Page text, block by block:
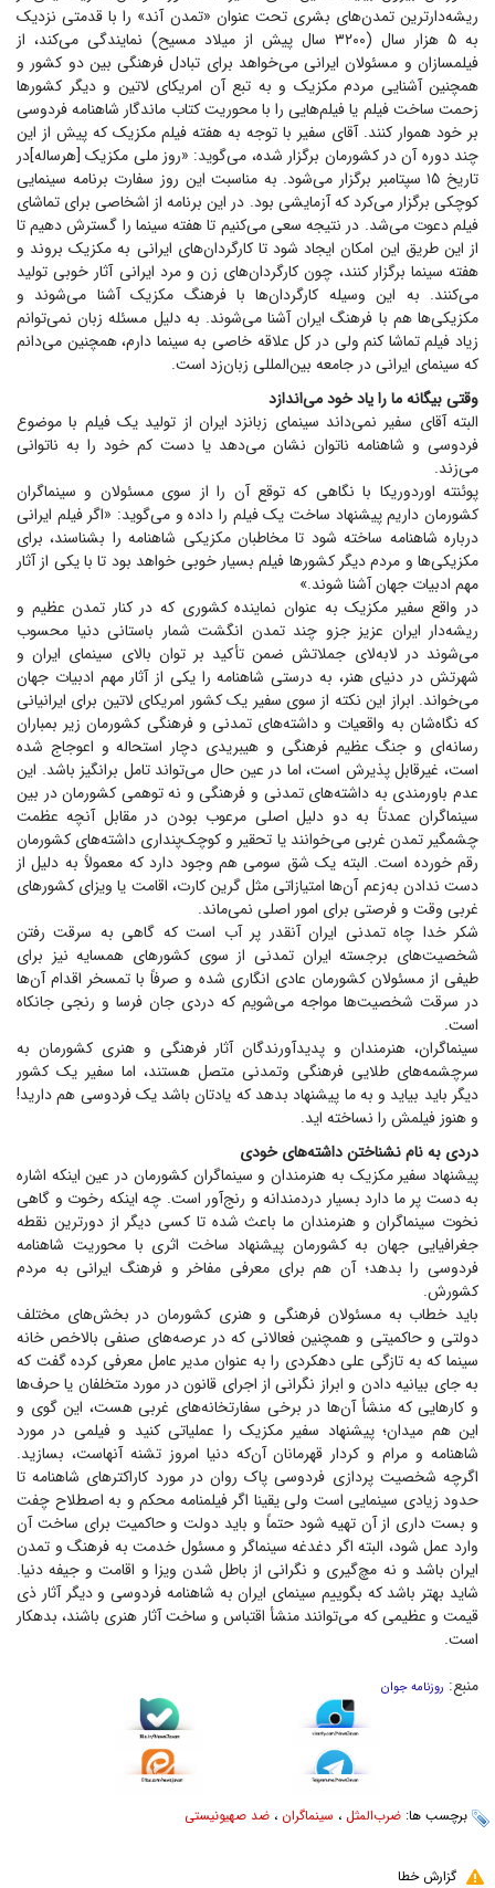
ریشه‌دارترین تمدن‌های بشری تحت عنوان «تمدن آند» را با قدمتی نزدیک
به ۵ هزار سال (۳۲۰۰ سال پیش از میلاد مسیح) نمایندگی می‌کند، از
فیلمسازان و مسئولان ایرانی می‌خواهد برای تبادل فرهنگی بین دو کشور و
همچنین آشنایی مردم مکزیک و به تبع آن امریکای لاتین و دیگر کشور‌ها
زحمت ساخت فیلم یا فیلم‌هایی را با محوریت کتاب ماندگار شاهنامه فردوسی
بر خود هموار کنند. آقای سفیر با توجه به هفته فیلم مکزیک که پیش از این
چند دوره آن در کشورمان برگزار شده، می‌گوید: «روز ملی مکزیک [هرساله]در
تاریخ ۱۵ سپتامبر برگزار می‌شود. به مناسبت این روز سفارت برنامه سینمایی
کوچکی برگزار می‌کرد که آزمایشی بود. در این برنامه از اشخاصی برای تماشای
فیلم دعوت می‌شد. در نتیجه سعی می‌کنیم تا هفته سینما را گسترش دهیم تا
از این طریق این امکان ایجاد شود تا کارگردان‌های ایرانی به مکزیک بروند و
هفته سینما برگزار کنند، چون کارگردان‌های زن و مرد ایرانی آثار خوبی تولید
می‌کنند. به این وسیله کارگردان‌ها با فرهنگ مکزیک آشنا می‌شوند و
مکزیکی‌ها هم با فرهنگ ایران آشنا می‌شوند. به دلیل مسئله زبان نمی‌توانم
زیاد فیلم تماشا کنم ولی در کل علاقه خاصی به سینما دارم، همچنین می‌دانم
که سینمای ایرانی در جامعه بین‌المللی زبان‌زد است.
وقتی بیگانه ما را یاد خود می‌اندازد
البته آقای سفیر نمی‌داند سینمای زبانزد ایران از تولید یک فیلم با موضوع
فردوسی و شاهنامه ناتوان نشان می‌دهد یا دست کم خود را به ناتوانی
می‌زند.
پوئنته اوردوریکا با نگاهی که توقع آن را از سوی مسئولان و سینماگران
کشورمان داریم پیشنهاد ساخت یک فیلم را داده و می‌گوید: «اگر فیلم ایرانی
درباره شاهنامه ساخته شود تا مخاطبان مکزیکی شاهنامه را بشناسند، برای
مکزیکی‌ها و مردم دیگر کشور‌ها فیلم بسیار خوبی خواهد بود تا با یکی از آثار
مهم ادبیات جهان آشنا شوند.»
در واقع سفیر مکزیک به عنوان نماینده کشوری که در کنار تمدن عظیم و
ریشه‌دار ایران عزیز جزو چند تمدن انگشت شمار باستانی دنیا محسوب
می‌شوند در لابه‌لای جملاتش ضمن تأکید بر توان بالای سینمای ایران و
شهرتش در دنیای هنر، به درستی شاهنامه را یکی از آثار مهم ادبیات جهان
می‌خواند. ابراز این نکته از سوی سفیر یک کشور امریکای لاتین برای ایرانیانی
که نگاه‌شان به واقعیات و داشته‌های تمدنی و فرهنگی کشورمان زیر بمباران
رسانه‌ای و جنگ عظیم فرهنگی و هیبریدی دچار استحاله و اعوجاج شده
است، غیرقابل پذیرش است، اما در عین حال می‌تواند تامل برانگیز باشد. این
عدم باورمندی به داشته‌های تمدنی و فرهنگی و نه توهمی کشورمان در بین
سینماگران عمدتاً به دو دلیل اصلی مرعوب بودن در مقابل آنچه عظمت
چشمگیر تمدن غربی می‌خوانند یا تحقیر و کوچک‌پنداری داشته‌های کشورمان
رقم خورده است. البته یک شق سومی هم وجود دارد که معمولاً به دلیل از
دست ندادن به‌زعم آن‌ها امتیازاتی مثل گرین کارت، اقامت یا ویزای کشور‌های
غربی وقت و فرصتی برای امور اصلی نمی‌ماند.
شکر خدا چاه تمدنی ایران آنقدر پر آب است که گاهی به سرقت رفتن
شخصیت‌های برجسته ایران تمدنی از سوی کشور‌های همسایه نیز برای
طیفی از مسئولان کشورمان عادی انگاری شده و صرفاً با تمسخر اقدام آن‌ها
در سرقت شخصیت‌ها مواجه می‌شویم که دردی جان فرسا و رنجی جانکاه
است.
سینماگران، هنرمندان و پدیدآورندگان آثار فرهنگی و هنری کشورمان به
سرچشمه‌های طلایی فرهنگی وتمدنی متصل هستند، اما سفیر یک کشور
دیگر باید بیاید و به ما پیشنهاد بدهد که یادتان باشد یک فردوسی هم دارید!
و هنوز فیلمش را نساخته اید.
دردی به نام نشناختن داشته‌های خودی
پیشنهاد سفیر مکزیک به هنرمندان و سینماگران کشورمان در عین اینکه اشاره
به دست پر ما دارد بسیار دردمندانه و رنج‌آور است. چه اینکه رخوت و گاهی
نخوت سینماگران و هنرمندان ما باعث شده تا کسی دیگر از دورترین نقطه
جغرافیایی جهان به کشورمان پیشنهاد ساخت اثری با محوریت شاهنامه
فردوسی را بدهد؛ آن هم برای معرفی مفاخر و فرهنگ ایرانی به مردم
کشورش.
باید خطاب به مسئولان فرهنگی و هنری کشورمان در بخش‌های مختلف
دولتی و حاکمیتی و همچنین فعالانی که در عرصه‌های صنفی بالاخص خانه
سینما که به تازگی علی دهکردی را به عنوان مدیر عامل معرفی کرده گفت که
به جای بیانیه دادن و ابراز نگرانی از اجرای قانون در مورد متخلفان یا حرف‌ها
و کار‌هایی که منشأ آن‌ها در برخی سفارتخانه‌های غربی هست، این گوی و
این هم میدان؛ پیشنهاد سفیر مکزیک را عملیاتی کنید و فیلمی در مورد
شاهنامه و مرام و کردار قهرمانان آن‌که دنیا امروز تشنه آنهاست، بسازید.
اگرچه شخصیت پردازی فردوسی پاک روان در مورد کاراکتر‌های شاهنامه تا
حدود زیادی سینمایی است ولی یقینا اگر فیلمنامه محکم و به اصطلاح چفت
و بست داری از آن تهیه شود حتماً و باید دولت و حاکمیت برای ساخت آن
وارد عمل شود، البته اگر دغدغه سینماگر و مسئول خدمت به فرهنگ و تمدن
ایران باشد و نه مچ‌گیری و نگرانی از باطل شدن ویزا و اقامت و جیفه دنیا.
شاید بهتر باشد که بگوییم سینمای ایران به شاهنامه فردوسی و دیگر آثار ذی
قیمت و عظیمی که می‌توانند منشأ اقتباس و ساخت آثار هنری باشند، بدهکار
است.
منبع: روزنامه جوان
برچسب ها: ضرب‌المثل ، سینماگران ، ضد صهیونیستی
گزارش خطا